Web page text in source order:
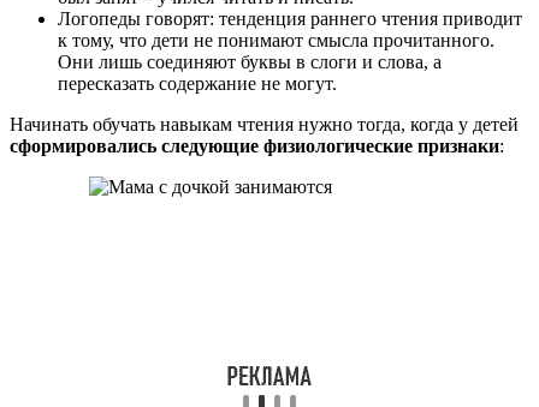
Логопеды говорят: тенденция раннего чтения приводит
к тому, что дети не понимают смысла прочитанного.
Они лишь соединяют буквы в слоги и слова, а
пересказать содержание не могут.
Начинать обучать навыкам чтения нужно тогда, когда у детей
сформировались следующие физиологические признаки: